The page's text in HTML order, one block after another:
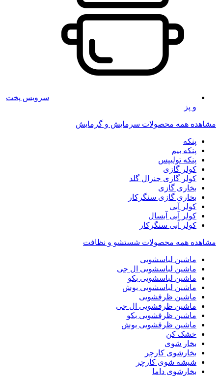
سرویس پخت
و پز
مشاهده همه محصولات سرمایش و گرمایش
پنکه
پنکه بیم
پنکه تولیپس
کولر گازی
کولر گازی جنرال گلد
بخاری گازی
بخاری گازی سنگرکار
کولر آبی
کولر آبی آبسال
کولر آبی سنگرکار
مشاهده همه محصولات شستشو و نظافت
ماشین لباسشویی
ماشین لباسشویی ال جی
ماشین لباسشویی بکو
ماشین لباسشویی بوش
ماشین ظرفشویی
ماشین ظرفشویی ال جی
ماشین ظرفشویی بکو
ماشین ظرفشویی بوش
خشک کن
بخار شوی
بخارشوی کارچر
شیشه شوی کارچر
بخارشوی داما